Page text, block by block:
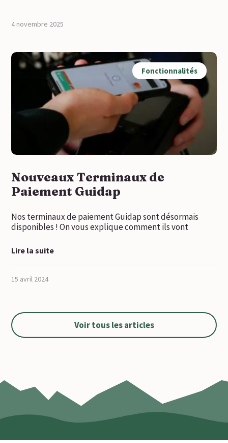
4 novembre 2025
Fonctionnalités
Nouveaux Terminaux de
Paiement Guidap
Nos terminaux de paiement Guidap sont désormais
disponibles ! On vous explique comment ils vont
Lire la suite
15 avril 2024
Voir tous les articles